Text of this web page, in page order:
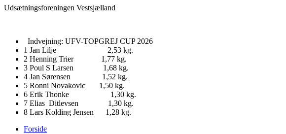
Udsætningsforeningen Vestsjælland
Indvejning: UFV-TOPGREJ CUP 2026
1 Jan Lilje 2,53 kg.
2 Henning Trier 1,77 kg.
3 Poul S Larsen 1,68 kg.
4 Jan Sørensen 1,52 kg.
5 Ronni Novakovic 1,50 kg.
6 Erik Thonke 1,30 kg.
7 Elias Ditlevsen 1,30 kg.
8 Lars Kolding Jensen 1,28 kg.
Forside